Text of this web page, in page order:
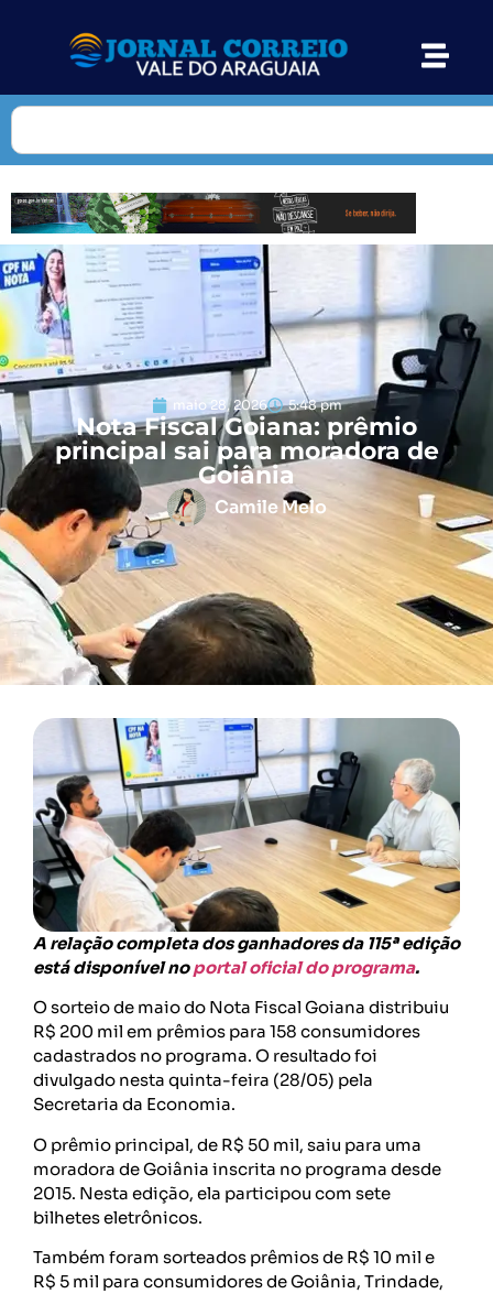
maio 28, 2026 5:48 pm
Nota Fiscal Goiana: prêmio
principal sai para moradora de
Goiânia
Camile Melo
A relação completa dos ganhadores da 115ª edição
está disponível noportal oficial do programa.
O sorteio de maio do Nota Fiscal Goiana distribuiu
R$ 200 mil em prêmios para 158 consumidores
cadastrados no programa. O resultado foi
divulgado nesta quinta-feira (28/05) pela
Secretaria da Economia.
O prêmio principal, de R$ 50 mil, saiu para uma
moradora de Goiânia inscrita no programa desde
2015. Nesta edição, ela participou com sete
bilhetes eletrônicos.
Também foram sorteados prêmios de R$ 10 mil e
R$ 5 mil para consumidores de Goiânia, Trindade,